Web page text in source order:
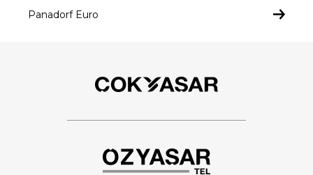
Panadorf Euro